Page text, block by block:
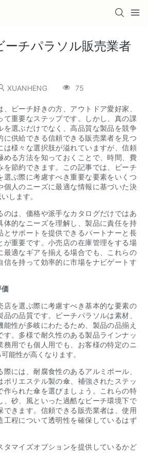
ーチパラソル販売業者
XUANHENG 75
ビーチ好きの方、アウトドア愛好家、
て重要なステップです。しかし、真の課
を選ぶだけでなく、高品質な製品を競争
に供給できる信頼できる販売業者を見つ
は様々な選択肢が溢れていますが、信頼
める方法を知っておくことで、時間、費
を節約できます。この記事では、ビーチ
選ぶ際に考慮すべき重要な要素をいくつ
個人のニーズに最適な情報に基づいた決
します。
のは、価格や派手なカタログだけではあ
体的なニーズを理解し、製品に責任を持
とサポートを提供できるパートナーと長
が重要です。小売店の在庫管理をする場
最適なギアを揃える場合でも、これらの
信を持って効率的に市場をナビゲートす
価
店を選ぶ際に考慮すべき基本的な要素の
の品質です。ビーチパラソルは素材、
性が多岐にわたるため、製品の品揃え
す。多様で耐久性のある製品ラインナッ
務用でも個人用でも、お客様の特定のニ
能性が高くなります。
には、耐腐食性のあるアルミポール、
ポリエステル製の傘、補強されたステッ
作られた傘を選びましょう。これらの特
、砂、風といった過酷なビーチ環境下で
できます。信頼できる販売業者は、使用
工程について透明性を確保しているはず
タマイズオプションを提供しているかど